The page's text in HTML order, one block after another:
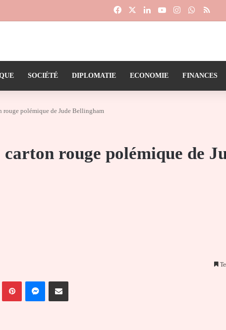
FacebookLinkedinYouTubeInstagramWhatsApp
RSS
SOCIÉTÉ DIPLOMATIE ECONOMIE FINANCES
rouge polémique de Jude Bellingham
rouge polémique de
PinterestMessengerPartager par email